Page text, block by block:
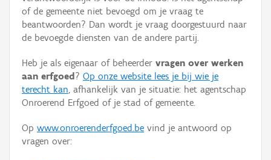
Gebeurtenis
Persoon of collectief
Hergebruik
Aanmelden
of de gemeente niet bevoegd om je vraag te
beantwoorden? Dan wordt je vraag doorgestuurd naar
de bevoegde diensten van de andere partij.
Heb je als eigenaar of beheerder vragen over werken
aan erfgoed ? Op onze website lees je bij wie je
terecht kan, afhankelijk van je situatie: het agentschap
Onroerend Erfgoed of je stad of gemeente.
Op www.onroerenderfgoed.be vind je antwoord op
vragen over: